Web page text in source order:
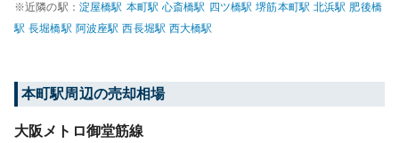
※近隣の駅： 淀屋橋駅 本町駅 心斎橋駅 四ツ橋駅 堺筋本町駅 北浜駅 肥後橋
駅 長堀橋駅 阿波座駅 西長堀駅 西大橋駅
本町駅周辺の売却相場
大阪メトロ御堂筋線